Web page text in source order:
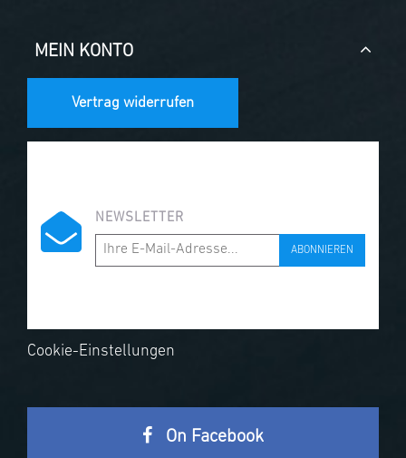
MEIN KONTO
Vertrag widerrufen
NEWSLETTER
ABONNIEREN
Cookie-Einstellungen
On Facebook